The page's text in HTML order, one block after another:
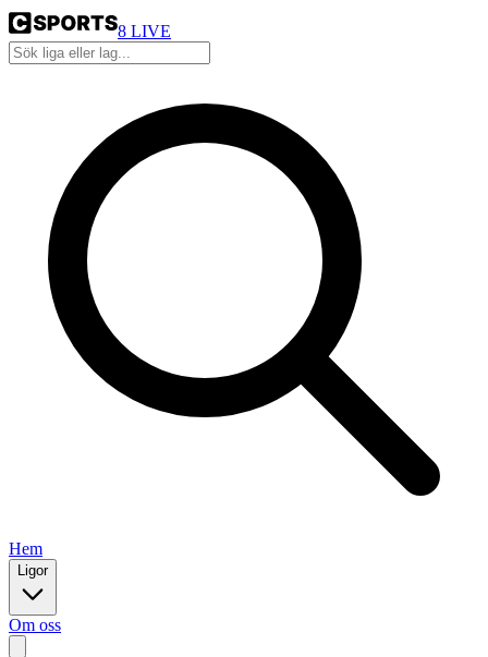
8 LIVE
Hem
Ligor
Om oss